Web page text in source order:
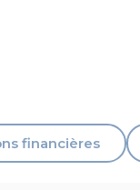
financières